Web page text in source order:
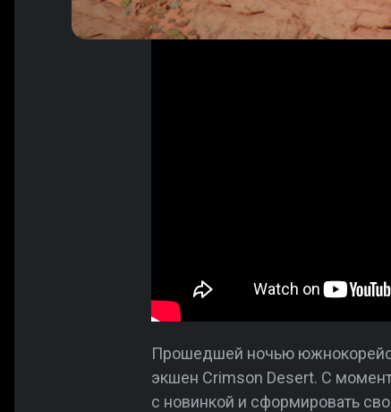
Прошедшей ночью
экшен Crimson Desert. С
с новинкой и сформировать